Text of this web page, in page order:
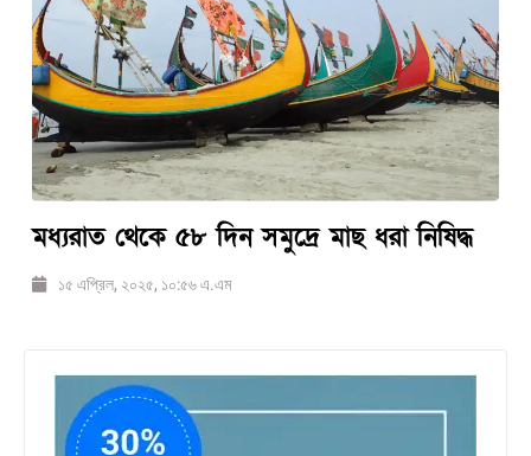
মধ্যরাত থেকে ৫৮ দিন সমুদ্রে মাছ ধরা নিষিদ্ধ
১৫ এপ্রিল, ২০২৫, ১০:৫৬ এ.এম